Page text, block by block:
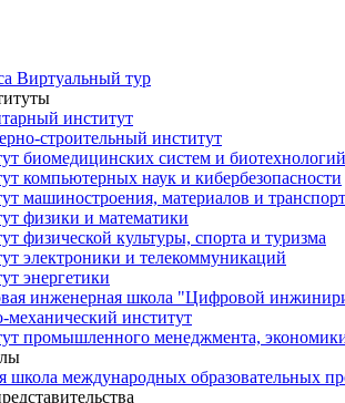
Виртуальный тур
институт
строительный институт
биомедицинских систем и биотехнологий
компьютерных наук и кибербезопасности
машиностроения, материалов и
физики и математики
физической культуры, спорта и туризма
электроники и телекоммуникаций
энергетики
инженерная школа "Цифровой
механический институт
промышленного менеджмента,
школа международных образовательных